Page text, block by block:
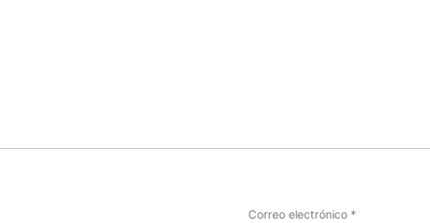
Correo electrónico *